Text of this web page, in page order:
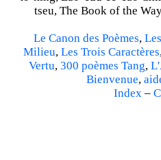
tseu, The Book of the
Le Canon des Poèmes,
Milieu, Les Trois Caractères
Vertu, 300 poèmes Tang,
Bienvenue,
Index–